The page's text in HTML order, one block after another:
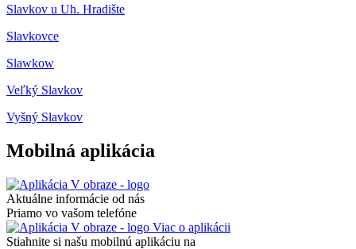
Slavkov u Uh. Hradište
Slavkovce
Slawkow
Veľký Slavkov
Vyšný Slavkov
Mobilná aplikácia
Aktuálne informácie od nás
Priamo vo vašom telefóne
Viac o aplikácii
Stiahnite si našu mobilnú aplikáciu na